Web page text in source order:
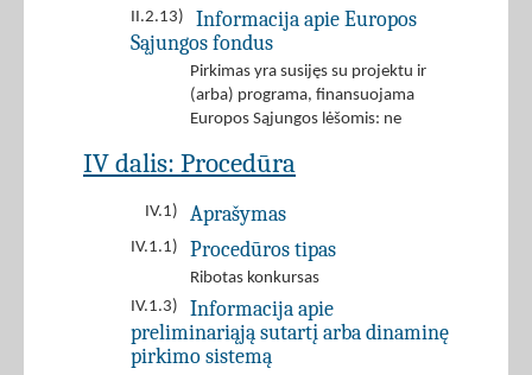
II.2.13)
Informacija apie Europos
Sąjungos fondus
Pirkimas yra susijęs su projektu ir
(arba) programa, finansuojama
Europos Sąjungos lėšomis: ne
IV dalis: Procedūra
IV.1) Aprašymas
IV.1.1) Procedūros tipas
Ribotas konkursas
IV.1.3)
Informacija apie
preliminariąją sutartį arba dinaminę
pirkimo sistemą